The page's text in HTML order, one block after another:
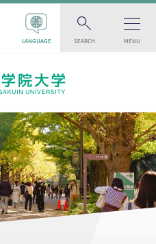
LANGUAGE SEARCH MENU